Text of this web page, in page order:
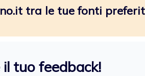
tra le tue fonti
tuo feedback!